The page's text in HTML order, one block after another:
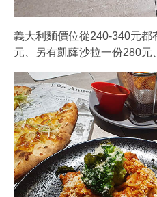
義大利麵價位從240-340元都
元、另有凱蕯沙拉一份280元